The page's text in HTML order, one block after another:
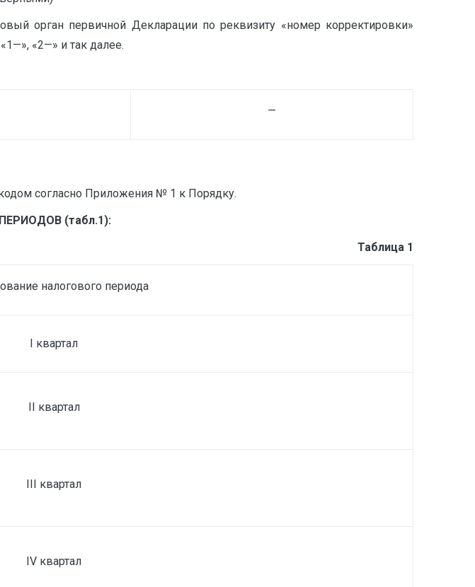
орган первичной Декларации по реквизиту «номер корректировки»
«2—» и так далее.
—
согласно Приложения № 1 к Порядку.
(табл.1):
Таблица 1
налогового периода
I квартал
II квартал
III квартал
IV квартал